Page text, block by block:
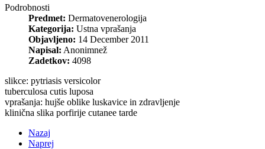
Podrobnosti
Predmet: Dermatovenerologija
Kategorija: Ustna vprašanja
Objavljeno: 14 December 2011
Napisal: Anonimnež
Zadetkov: 4098
slikce: pytriasis versicolor
tuberculosa cutis luposa
vprašanja: hujše oblike luskavice in zdravljenje
klinična slika porfirije cutanee tarde
Nazaj
Naprej